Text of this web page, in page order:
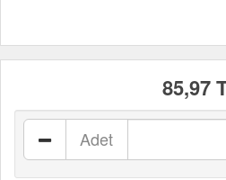
85,97
Adet